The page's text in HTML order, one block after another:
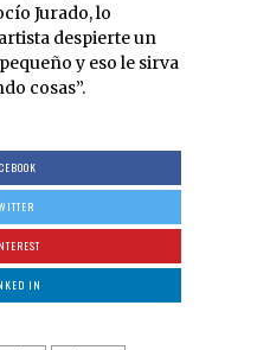
Jurado, lo
despierte un
y eso le sirva
cosas”.
IN